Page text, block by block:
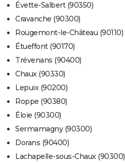
Évette-Salbert (90350)
Cravanche (90300)
Rougemont-le-Château (90110)
Étueffont (90170)
Trévenans (90400)
Chaux (90330)
Lepuix (90200)
Roppe (90380)
Éloie (90300)
Sermamagny (90300)
Dorans (90400)
Lachapelle-sous-Chaux (90300)